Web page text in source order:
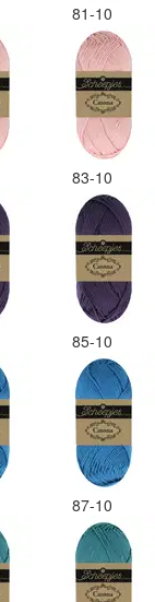
81-10
83-10
85-10
87-10